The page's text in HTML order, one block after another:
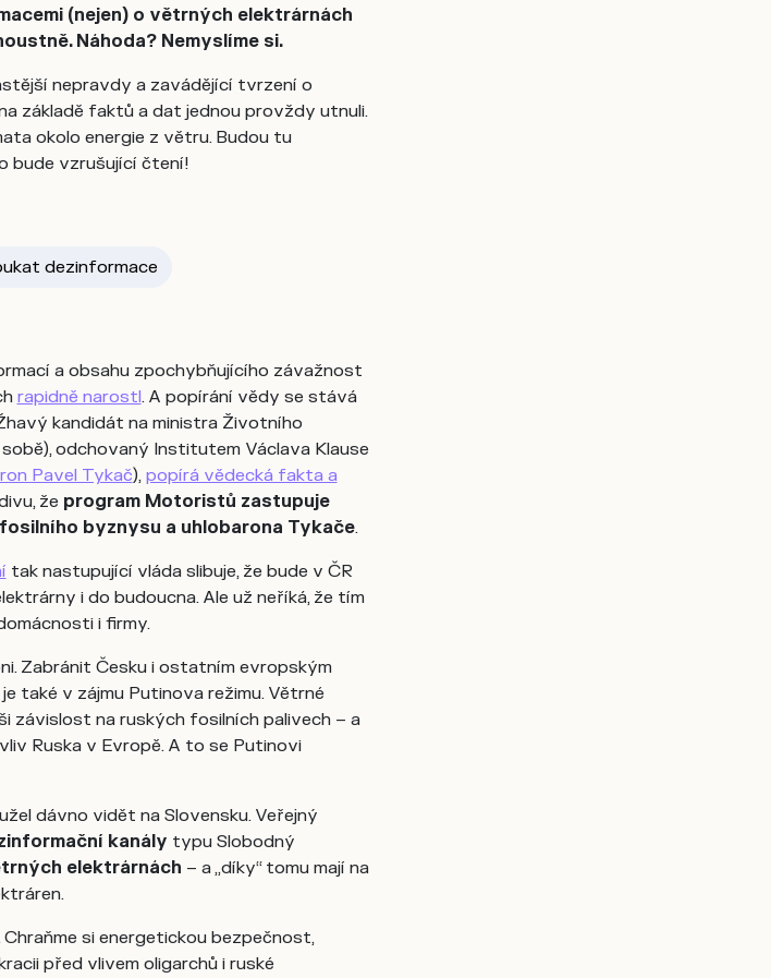
(nejen) o větrných elektrárnách
Náhoda? Nemyslíme si.
nepravdy a zavádějící tvrzení o
základě faktů a dat jednou provždy utnuli.
okolo energie z větru. Budou tu
bude vzrušující čtení!
dezinformace
a obsahu zpochybňujícího závažnost
rapidně narostl. A popírání vědy se stává
kandidát na ministra Životního
odchovaný Institutem Václava Klause
Pavel Tykač), popírá vědecká fakta a
že program Motoristů zastupuje
byznysu a uhlobarona Tykače.
tak nastupující vláda slibuje, že bude v ČR
i do budoucna. Ale už neříká, že tím
i firmy.
Zabránit Česku i ostatním evropským
také v zájmu Putinova režimu. Větrné
závislost na ruských fosilních palivech – a
Ruska v Evropě. A to se Putinovi
dávno vidět na Slovensku. Veřejný
kanály typu Slobodný
elektrárnách – a „díky“ tomu mají na
si energetickou bezpečnost,
před vlivem oligarchů i ruské